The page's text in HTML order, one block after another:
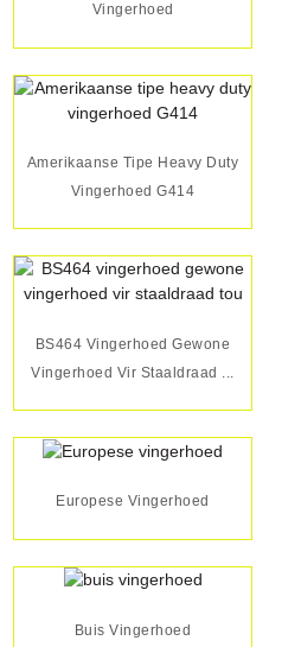
Vingerhoed
Amerikaanse Tipe Heavy Duty
Vingerhoed G414
BS464 Vingerhoed Gewone
Vingerhoed Vir Staaldraad ...
Europese Vingerhoed
Buis Vingerhoed